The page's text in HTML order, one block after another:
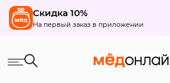
Скидка 10%
На первый заказ в приложении